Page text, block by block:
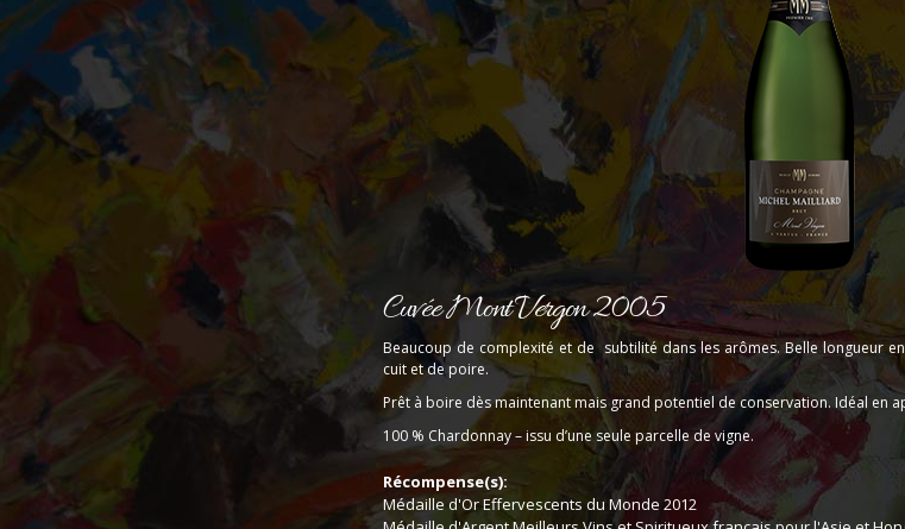
Cuvée Mont Vergon 2005
Beaucoup de complexité et de subtilité dans les arômes. Belle longueur
cuit et de poire.
Prêt à boire dès maintenant mais grand potentiel de conservation. Idéal en
100 % Chardonnay – issu d’une seule parcelle de vigne.
Récompense(s):
Médaille d'Or Effervescents du Monde 2012